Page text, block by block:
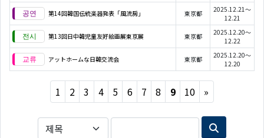
第14回韓国伝統楽器発表「風流房」 東京都
2025.12.21～
12.21
第13回日中韓児童友好絵画展東京展 東京都
2025.12.20～
12.22
アットホームな日韓交流会 東京都
2025.12.20～
12.20
1 2 3 4 5 6 7 8 9 10 »